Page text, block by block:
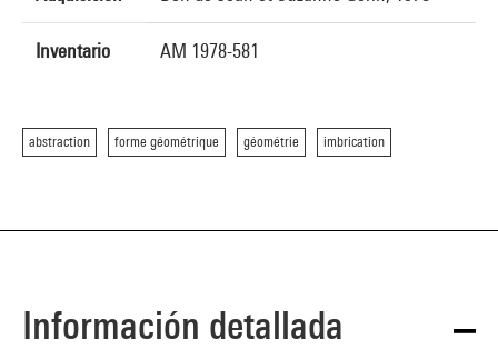
Inventario AM 1978-581
abstraction forme géométrique géométrie imbrication
Información detallada